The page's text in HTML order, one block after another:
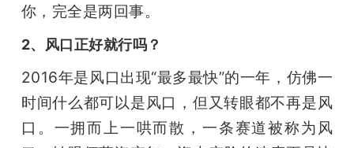
你，完全是两回事。
2、风口正好就行吗？
2016年是风口出现“最多最快”的一年，仿佛一
时间什么都可以是风口，但又转眼都不再是风
口。一拥而上一哄而散，一条赛道被称为风